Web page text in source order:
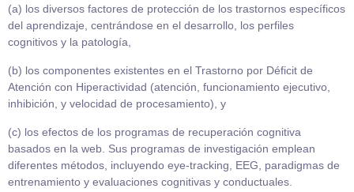
(a) los diversos factores de protección de los trastornos específicos
del aprendizaje, centrándose en el desarrollo, los perfiles
cognitivos y la patología,
(b) los componentes existentes en el Trastorno por Déficit de
Atención con Hiperactividad (atención, funcionamiento ejecutivo,
inhibición, y velocidad de procesamiento), y
(c) los efectos de los programas de recuperación cognitiva
basados en la web. Sus programas de investigación emplean
diferentes métodos, incluyendo eye-tracking, EEG, paradigmas de
entrenamiento y evaluaciones cognitivas y conductuales.